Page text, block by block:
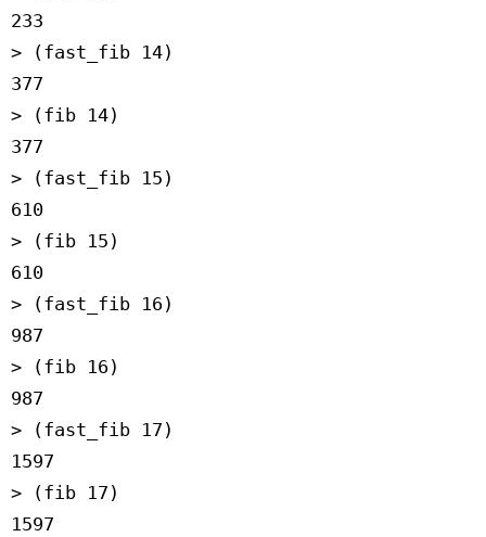
233
> (fast_fib 14)
377
> (fib 14)
377
> (fast_fib 15)
610
> (fib 15)
610
> (fast_fib 16)
987
> (fib 16)
987
> (fast_fib 17)
1597
> (fib 17)
1597